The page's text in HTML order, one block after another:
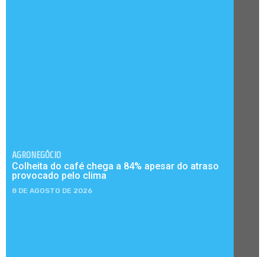
AGRONEGÓCIO
Colheita do café chega a 84% apesar do atraso
provocado pelo clima
8 DE AGOSTO DE 2026